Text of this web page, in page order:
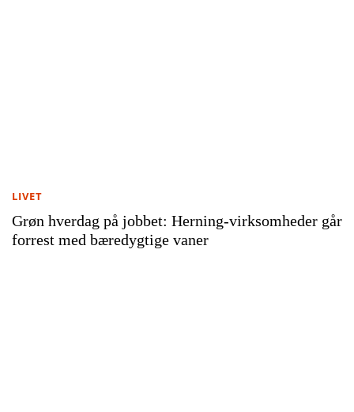
Grøn hverdag på jobbet: Herning-virksomheder går
forrest med bæredygtige vaner
LIVET